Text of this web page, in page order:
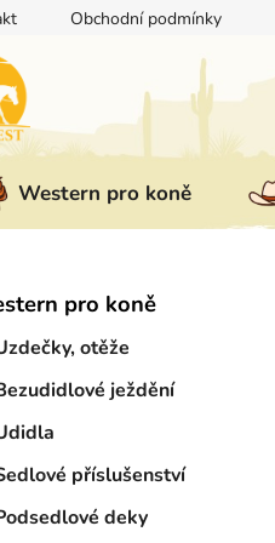
Obchodní podmínky
Western pro koně
pro koně
otěže
ježdění
příslušenství
deky